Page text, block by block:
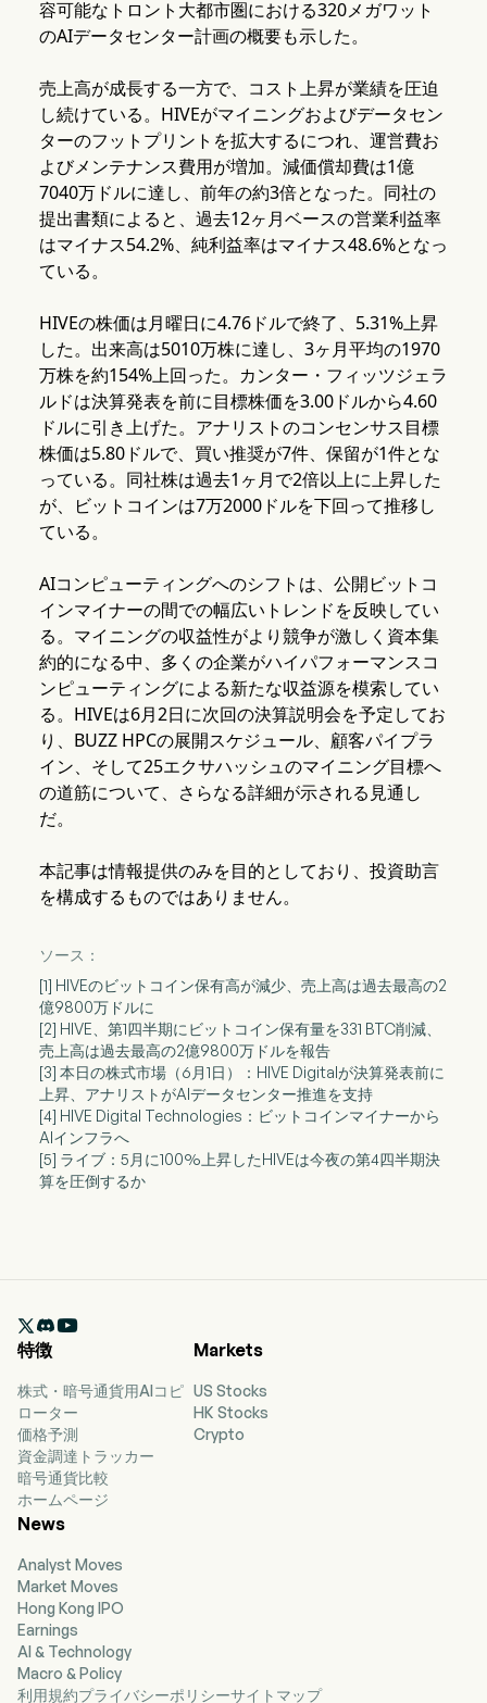
容可能なトロント大都市圏における320メガワット
のAIデータセンター計画の概要も示した。
売上高が成長する一方で、コスト上昇が業績を圧迫
し続けている。HIVEがマイニングおよびデータセン
ターのフットプリントを拡大するにつれ、運営費お
よびメンテナンス費用が増加。減価償却費は1億
7040万ドルに達し、前年の約3倍となった。同社の
提出書類によると、過去12ヶ月ベースの営業利益率
はマイナス54.2%、純利益率はマイナス48.6%となっ
ている。
HIVEの株価は月曜日に4.76ドルで終了、5.31%上昇
した。出来高は5010万株に達し、3ヶ月平均の1970
万株を約154%上回った。カンター・フィッツジェラ
ルドは決算発表を前に目標株価を3.00ドルから4.60
ドルに引き上げた。アナリストのコンセンサス目標
株価は5.80ドルで、買い推奨が7件、保留が1件とな
っている。同社株は過去1ヶ月で2倍以上に上昇した
が、ビットコインは7万2000ドルを下回って推移し
ている。
AIコンピューティングへのシフトは、公開ビットコ
インマイナーの間での幅広いトレンドを反映してい
る。マイニングの収益性がより競争が激しく資本集
約的になる中、多くの企業がハイパフォーマンスコ
ンピューティングによる新たな収益源を模索してい
る。HIVEは6月2日に次回の決算説明会を予定してお
り、BUZZ HPCの展開スケジュール、顧客パイプラ
イン、そして25エクサハッシュのマイニング目標へ
の道筋について、さらなる詳細が示される見通し
だ。
本記事は情報提供のみを目的としており、投資助言
を構成するものではありません。
ソース：
[1] HIVEのビットコイン保有高が減少、売上高は過去最高の2
億9800万ドルに
[2] HIVE、第1四半期にビットコイン保有量を331 BTC削減、
売上高は過去最高の2億9800万ドルを報告
[3] 本日の株式市場（6月1日）：HIVE Digitalが決算発表前に
上昇、アナリストがAIデータセンター推進を支持
[4] HIVE Digital Technologies：ビットコインマイナーから
AIインフラへ
[5] ライブ：5月に100%上昇したHIVEは今夜の第4四半期決
算を圧倒するか

特徴
株式・暗号通貨用AIコピ
ローター
価格予測
資金調達トラッカー
暗号通貨比較
ホームページ
Markets
US Stocks
HK Stocks
Crypto
News
Analyst Moves
Market Moves
Hong Kong IPO
Earnings
AI & Technology
Macro & Policy
利用規約プライバシーポリシーサイトマップ